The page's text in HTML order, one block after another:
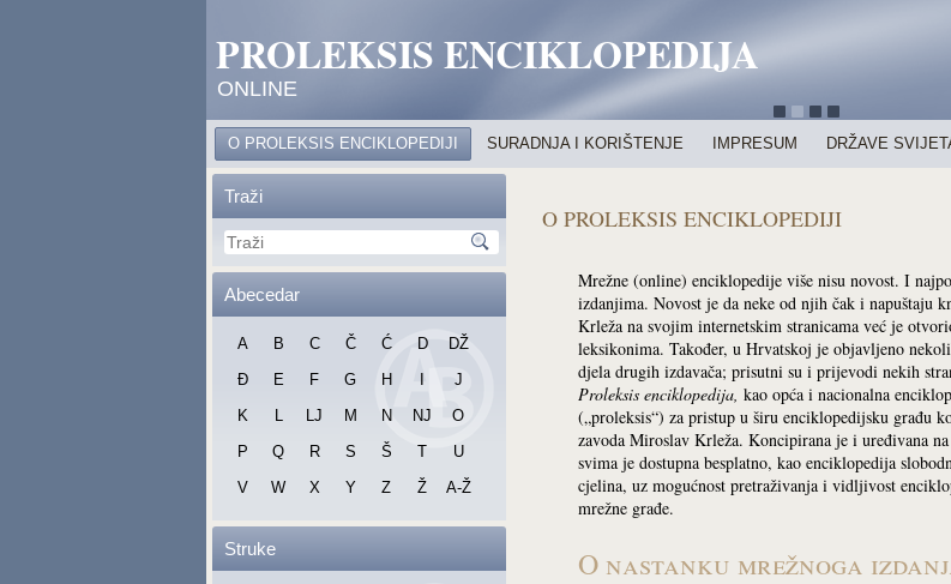
PROLEKSIS ENCIKLOPEDIJA
ONLINE
O PROLEKSIS ENCIKLOPEDIJI SURADNJA I KORIŠTENJE IMPRESUM DRŽAVE
Traži
Abecedar
A B C Č Ć D
DŽ
Đ
E F G H
J
K
L LJ M N NJ
O
P
Q R S Š T
U
V
W X Y Z Ž A-Ž
Struke
O PROLEKSIS ENCIKLOPEDIJI
Mrežne (online) enciklopedije više nisu novost. I
izdanjima. Novost je da neke od njih čak i
Krleža na svojim internetskim stranicama već je
leksikonima. Također, u Hrvatskoj je objavljeno
djela drugih izdavača; prisutni su i prijevodi nekih
Proleksis enciklopedija, kao opća i nacionalna
(„proleksis“) za pristup u širu enciklopedijsku građu
zavoda Miroslav Krleža. Koncipirana je i uređivana
svima je dostupna besplatno, kao enciklopedija
cjelina, uz mogućnost pretraživanja i vidljivost
mrežne građe.
O nastanku mrežnoga